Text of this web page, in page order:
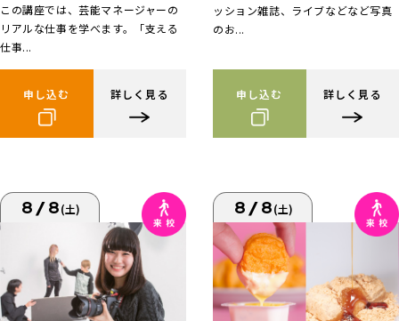
この講座では、芸能マネージャーの
リアルな仕事を学べます。「支える
仕事...
申し込む 詳しく見る
ッション雑誌、ライブなどなど写真
のお...
申し込む 詳しく見る
8/8(土) 8/8(土)